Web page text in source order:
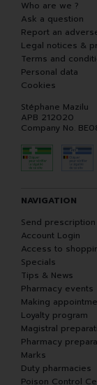
Who are we ?
Ask a question
Report an
Legal notices &
Terms and
Personal data
Cookies
Stéphane Mazilu
APB 212020
Company No.
NAVIGATION
Send prescription
Account Login
Access to
Specials
Tips & News
Pharmacy events
Making
Loyalty program
Magistral
Pharmacy
Marks
Duty pharmacies
Poison Control